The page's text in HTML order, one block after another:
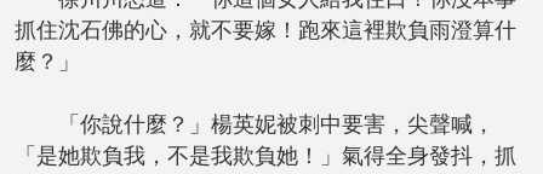
抓住沈石佛的心，就不要嫁！跑來這裡欺負雨澄算什
麼？」
「你說什麼？」楊英妮被刺中要害，尖聲喊，
「是她欺負我，不是我欺負她！」氣得全身發抖，抓